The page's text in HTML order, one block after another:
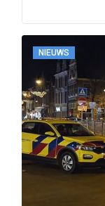
NIEUWS